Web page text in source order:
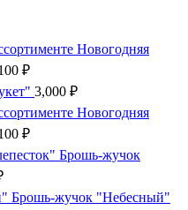
Новогодняя
₽
3,000 ₽
Новогодняя
₽
Брошь-жучок
Брошь-жучок "Небесный"